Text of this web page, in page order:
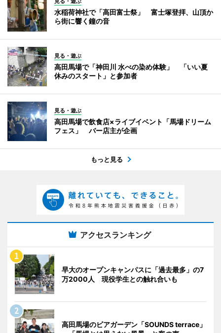
水稲荷神社で「高田富士祭」 富士塚登拝、山頂か
ら街に響く鐘の音
見る・遊ぶ
高田馬場で「神田川 水べの染め体験」 「いい夏
休みのスタート」と参加者
見る・遊ぶ
高田馬場で飲食店×ライブイベント「馬場ドリーム
フェス」 バー店主が企画
もっと見る
アクセスランキング
早大のオープンキャンパスに「過去最多」の7
万2000人 現役学生との触れ合いも
高田馬場のビアガーデン「SOUNDS terrace」